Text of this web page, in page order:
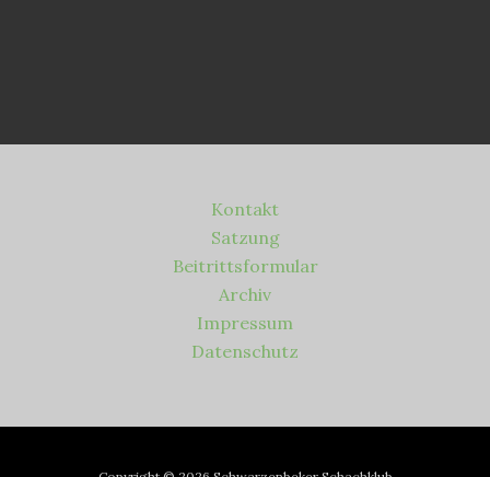
Kontakt
Satzung
Beitrittsformular
Archiv
Impressum
Datenschutz